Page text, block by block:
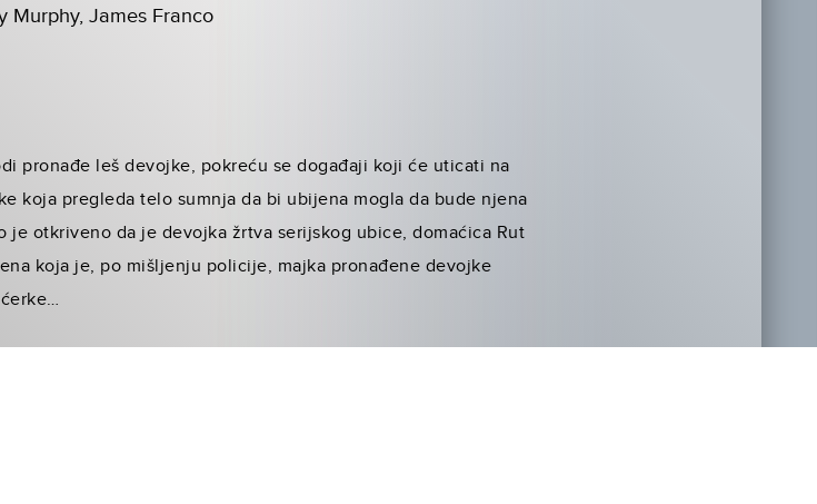
Murphy, James Franco
pronađe leš devojke, pokreću se događaji koji će uticati na
koja pregleda telo sumnja da bi ubijena mogla da bude njena
je otkriveno da je devojka žrtva serijskog ubice, domaćica Rut
koja je, po mišljenju policije, majka pronađene devojke